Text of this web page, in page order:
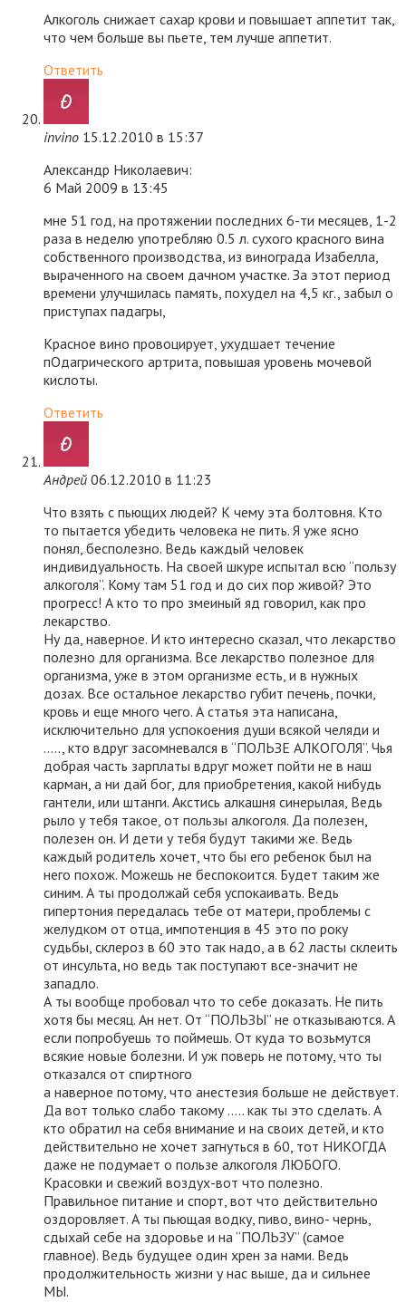
Алкоголь снижает сахар крови и повышает аппетит так,
что чем больше вы пьете, тем лучше аппетит.
Ответить
invino 15.12.2010 в 15:37
Александр Николаевич:
6 Май 2009 в 13:45
мне 51 год, на протяжении последних 6-ти месяцев, 1-2
раза в неделю употребляю 0.5 л. сухого красного вина
собственного производства, из винограда Изабелла,
выраченного на своем дачном участке. За этот период
времени улучшилась память, похудел на 4,5 кг., забыл о
приступах падагры,
Красное вино провоцирует, ухудшает течение
пОдагрического артрита, повышая уровень мочевой
кислоты.
Ответить
Андрей 06.12.2010 в 11:23
Что взять с пьющих людей? К чему эта болтовня. Кто
то пытается убедить человека не пить. Я уже ясно
понял, бесполезно. Ведь каждый человек
индивидуальность. На своей шкуре испытал всю “пользу
алкоголя”. Кому там 51 год и до сих пор живой? Это
прогресс! А кто то про змеиный яд говорил, как про
лекарство.
Ну да, наверное. И кто интересно сказал, что лекарство
полезно для организма. Все лекарство полезное для
организма, уже в этом организме есть, и в нужных
дозах. Все остальное лекарство губит печень, почки,
кровь и еще много чего. А статья эта написана,
исключительно для успокоения души всякой челяди и
….., кто вдруг засомневался в “ПОЛЬЗЕ АЛКОГОЛЯ”. Чья
добрая часть зарплаты вдруг может пойти не в наш
карман, а ни дай бог, для приобретения, какой нибудь
гантели, или штанги. Акстись алкашня синерылая, Ведь
рыло у тебя такое, от пользы алкоголя. Да полезен,
полезен он. И дети у тебя будут такими же. Ведь
каждый родитель хочет, что бы его ребенок был на
него похож. Можешь не беспокоится. Будет таким же
синим. А ты продолжай себя успокаивать. Ведь
гипертония передалась тебе от матери, проблемы с
желудком от отца, импотенция в 45 это по року
судьбы, склероз в 60 это так надо, а в 62 ласты склеить
от инсульта, но ведь так поступают все-значит не
западло.
А ты вообще пробовал что то себе доказать. Не пить
хотя бы месяц. Ан нет. От “ПОЛЬЗЫ” не отказываются. А
если попробуешь то поймешь. От куда то возьмутся
всякие новые болезни. И уж поверь не потому, что ты
отказался от спиртного
а наверное потому, что анестезия больше не действует.
Да вот только слабо такому ….. как ты это сделать. А
кто обратил на себя внимание и на своих детей, и кто
действительно не хочет загнуться в 60, тот НИКОГДА
даже не подумает о пользе алкоголя ЛЮБОГО.
Красовки и свежий воздух-вот что полезно.
Правильное питание и спорт, вот что действительно
оздоровляет. А ты пьющая водку, пиво, вино- чернь,
сдыхай себе на здоровье и на “ПОЛЬЗУ” (самое
главное). Ведь будущее один хрен за нами. Ведь
продолжительность жизни у нас выше, да и сильнее
МЫ.